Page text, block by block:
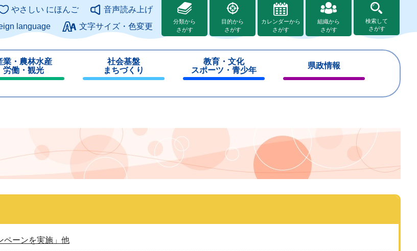
このページの本文へ
やさしい にほんご
音声読み上げ
language
文字サイズ・色変更
分類から
さがす
目的から
さがす
カレンダーから
さがす
組織から
さがす
検索して
さがす
業・農林水産
労働・観光
社会基盤
まちづくり
じ
教育・文化
スポーツ・青少年
じ
県政情報
じ
ペーンを実施」他